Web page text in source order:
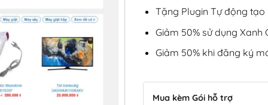
Tặng Plugin Tự động tạo
Giảm 50% sử dụng Xanh
Giảm 50% khi đăng ký
Mua kèm Gói hỗ trợ